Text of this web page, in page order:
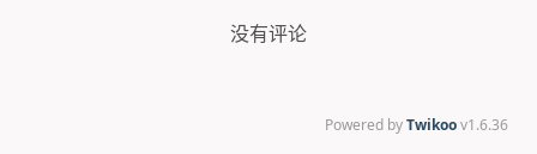
没有评论
Powered byTwikoov1.6.36